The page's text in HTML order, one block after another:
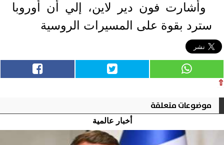
وأشارت فون دير لاين، إلي أن أوروبا
سترد بقوة على المسيرات الروسية
⇧
موضوعات متعلقة
أخبار عالمية